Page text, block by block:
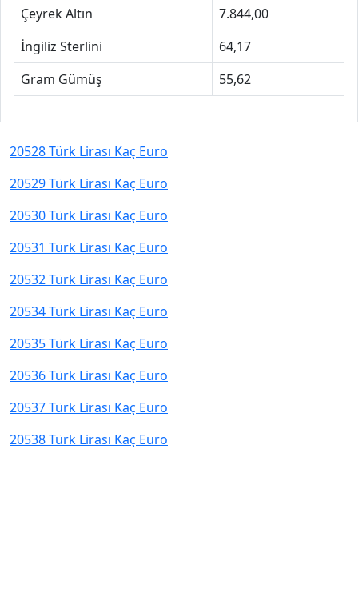
Çeyrek Altın
7.844,00
İngiliz Sterlini
64,17
Gram Gümüş
55,62
20528 Türk Lirası Kaç Euro
20529 Türk Lirası Kaç Euro
20530 Türk Lirası Kaç Euro
20531 Türk Lirası Kaç Euro
20532 Türk Lirası Kaç Euro
20534 Türk Lirası Kaç Euro
20535 Türk Lirası Kaç Euro
20536 Türk Lirası Kaç Euro
20537 Türk Lirası Kaç Euro
20538 Türk Lirası Kaç Euro